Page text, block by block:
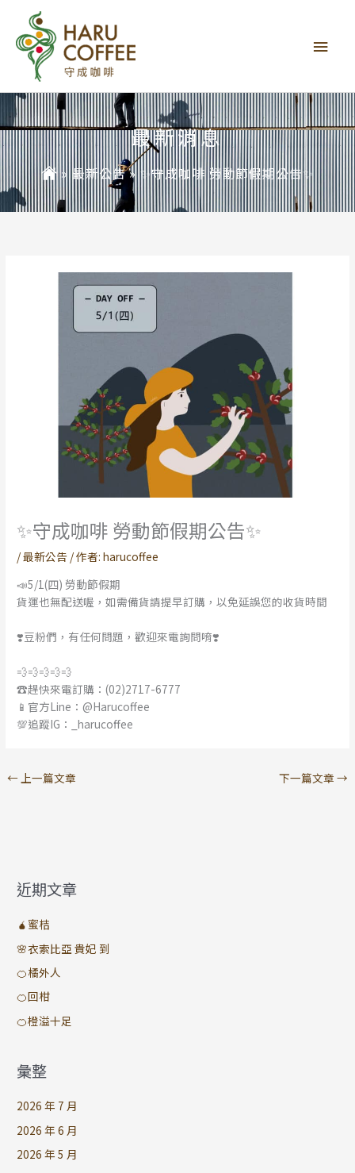
要
單
最新消息
» 最新公告»✨守成咖啡 勞動節假期公告✨
✨守成咖啡 勞動節假期公告✨
/最新公告 / 作者:harucoffee
📣5/1(四) 勞動節假期
貨運也無配送喔，如需備貨請提早訂購，以免延誤您的收貨時間
❣️豆粉們，有任何問題，歡迎來電詢問唷❣️
💨💨💨💨💨
☎️趕快來電訂購：(02)2717-6777
📱官方Line：@Harucoffee
💯追蹤IG：_harucoffee
← 上一篇文章 下一篇文章 →
近期文章
🧉蜜桔
🌸衣索比亞 貴妃 到
🍊橘外人
🍊回柑
🍊橙溢十足
彙整
2026 年 7 月
2026 年 6 月
2026 年 5 月